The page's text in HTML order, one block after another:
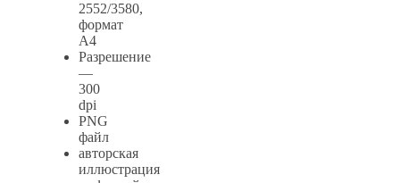
2552/3580,
формат
А4
Разрешение
—
300
dpi
PNG
файл
авторская
иллюстрация